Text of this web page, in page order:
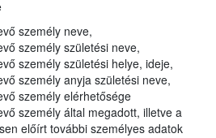
személy neve,
személy születési neve,
személy születési helye, ideje,
személy anyja születési neve,
személy elérhetősége
személy által megadott, illetve a
előírt további személyes adatok